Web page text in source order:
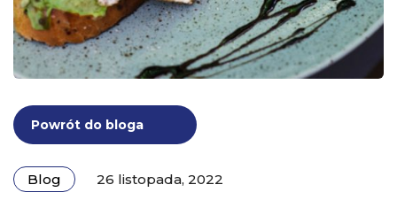
Powrót do bloga
Blog 26 listopada, 2022